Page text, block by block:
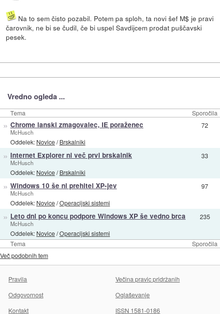
Na to sem čisto pozabil. Potem pa sploh, ta novi šef M$ je pravi
čarovnik, ne bi se čudil, če bi uspel Savdijcem prodat puščavski
pesek.
Vredno ogleda ...
Tema Sporočila
Tema Sporočila
» Chrome lanski zmagovalec, IE poraženec
McHusch
Oddelek: Novice/Brskalniki
72
» Internet Explorer ni več prvi brskalnik
McHusch
Oddelek: Novice/Brskalniki
33
» Windows 10 še ni prehitel XP-jev
McHusch
Oddelek: Novice/Operacijski sistemi
97
» Leto dni po koncu podpore Windows XP še vedno brca
McHusch
Oddelek: Novice/Operacijski sistemi
235
Več podobnih tem
Pravila
Večina pravic pridržanih
Odgovornost
Oglaševanje
Kontakt
ISSN 1581-0186